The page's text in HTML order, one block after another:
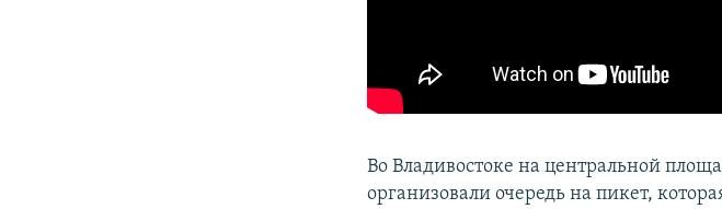
Во Владивостоке на центральной
организовали очередь на пикет,